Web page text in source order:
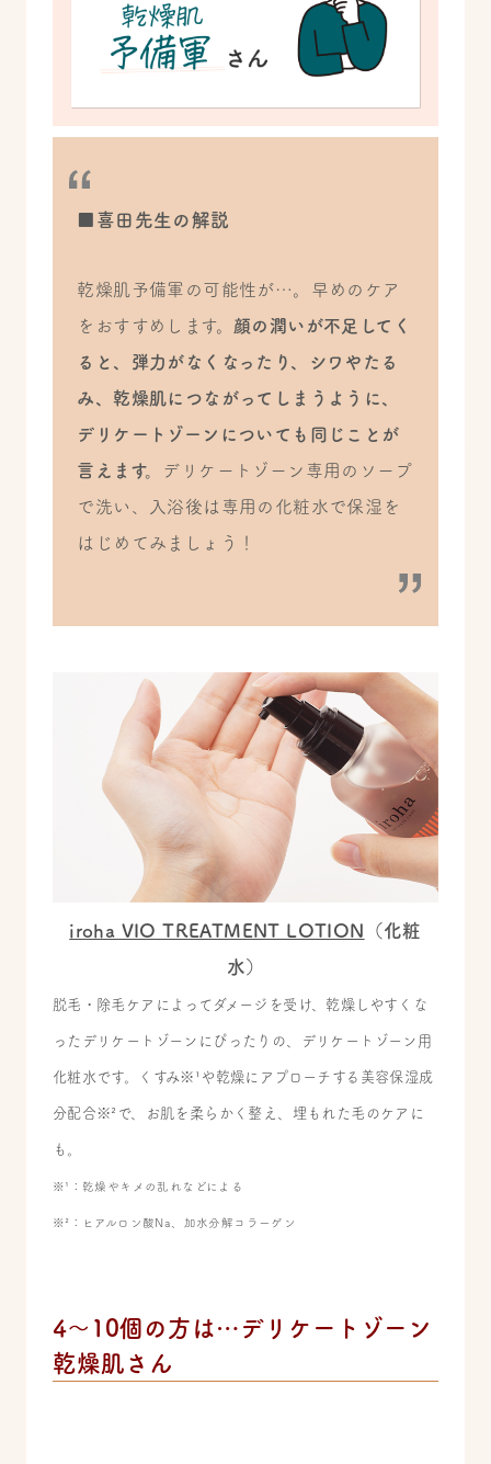
■喜田先生の解説
乾燥肌予備軍の可能性が…。早めのケア
をおすすめします。 顔の潤いが不足してく
ると、弾力がなくなったり、シワやたる
み、乾燥肌につながってしまうように、
デリケートゾーンについても同じことが
言えます。 デリケートゾーン専用のソープ
で洗い、入浴後は専用の化粧水で保湿を
はじめてみましょう！
iroha VIO TREATMENT LOTION （化粧
水）
脱毛・除毛ケアによってダメージを受け、乾燥しやすくな
ったデリケートゾーンにぴったりの、デリケートゾーン用
化粧水です。 くすみ※¹や乾燥にアプローチする美容保湿成
分配合※²で、お肌を柔らかく整え、埋もれた毛のケアに
も。
※¹：乾燥やキメの乱れなどによる
※²：ヒアルロン酸Na、加水分解コラーゲン
4～10個の方は…デリケートゾーン
乾燥肌さん